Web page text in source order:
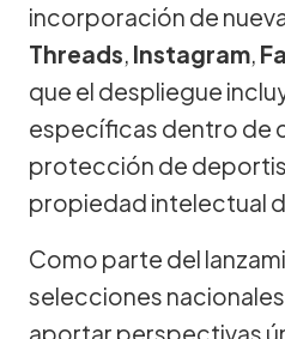
incorporación de
Threads, Instagram,
que el despliegue
específicas dentro de
protección de
propiedad intelectual
Como parte del
selecciones
aportar perspectivas